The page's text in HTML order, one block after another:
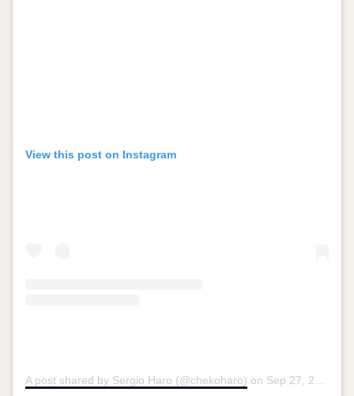
View this post on Instagram
A post shared by Sergio Haro (@chekoharo) on Sep 27, 2019 at 2:34pm PDT